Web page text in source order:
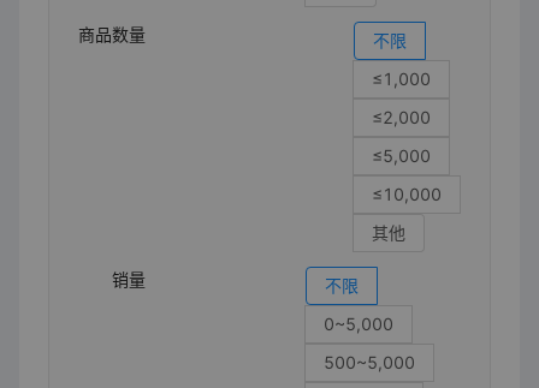
商品数量
不限
≤1,000
≤2,000
≤5,000
≤10,000
其他
销量
不限
0~5,000
500~5,000